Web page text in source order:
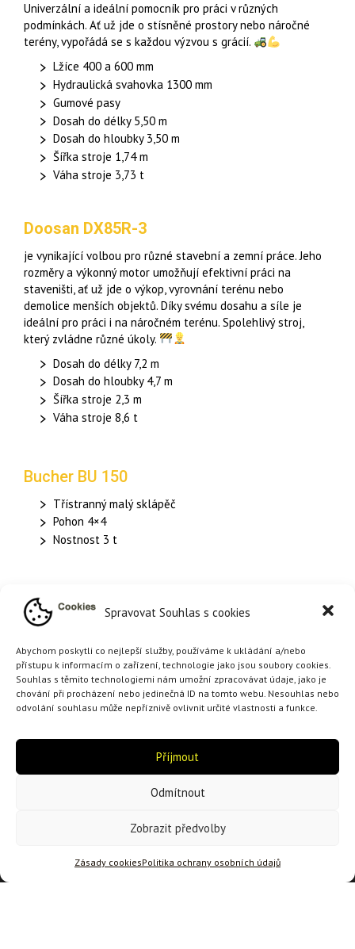
Spravovat Souhlas s cookies
Abychom poskytli co nejlepší služby, používáme k ukládání a/nebo
přístupu k informacím o zařízení, technologie jako jsou soubory cookies.
Souhlas s těmito technologiemi nám umožní zpracovávat údaje, jako je
chování při procházení nebo jedinečná ID na tomto webu. Nesouhlas nebo
odvolání souhlasu může nepříznivě ovlivnit určité vlastnosti a funkce.
Příjmout
Odmítnout
Zobrazit předvolby
Zásady cookiesPolitika ochrany osobních údajů
Univerzální a ideální pomocník pro práci v různých
podmínkách. Ať už jde o stísněné prostory nebo náročné
terény, vypořádá se s každou výzvou s grácií.
Lžíce 400 a 600 mm
Hydraulická svahovka 1300 mm
Gumové pasy
Dosah do délky 5,50 m
Dosah do hloubky 3,50 m
Šířka stroje 1,74 m
Váha stroje 3,73 t
Doosan DX85R-3
je vynikající volbou pro různé stavební a zemní práce. Jeho
rozměry a výkonný motor umožňují efektivní práci na
staveništi, ať už jde o výkop, vyrovnání terénu nebo
demolice menších objektů. Díky svému dosahu a síle je
ideální pro práci i na náročném terénu. Spolehlivý stroj,
který zvládne různé úkoly.
Dosah do délky 7,2 m
Dosah do hloubky 4,7 m
Šířka stroje 2,3 m
Váha stroje 8,6 t
Bucher BU 150
Třístranný malý sklápěč
Pohon 4×4
Nostnost 3 t
Vibrační deska Lumag RP 1100PRO
Hmotnost 95 Kg
Šířka desky 440 mm>
Délka desky 570 mm
Kdo jsem
Specialista na zemní a výkopové práce pro
firmy, obce i jednotlivce. Terenénní úpravy
rychle a s ohledem na vaše požadavky.